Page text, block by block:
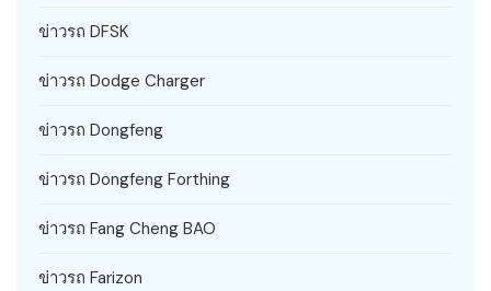
ข่าวรถ DFSK
ข่าวรถ Dodge Charger
ข่าวรถ Dongfeng
ข่าวรถ Dongfeng Forthing
ข่าวรถ Fang Cheng BAO
ข่าวรถ Farizon